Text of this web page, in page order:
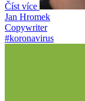
Číst více
Jan Hromek
Copywriter
#koronavirus